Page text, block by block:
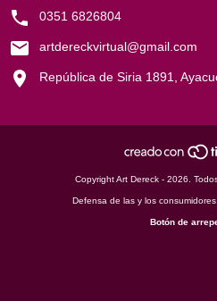
0351 6826804
artdereckvirtual@gmail.com
República de Siria 1891,
Copyright Art Dereck - 2026.
Defensa de las y los
Botón de